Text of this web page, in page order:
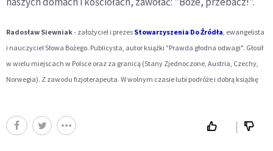
Radosław Siewniak- założyciel i prezes Stowarzyszenia Do Źródła , ewangelista
i nauczyciel Słowa Bożego. Publicysta, autor książki "Prawda głodna odwagi". Głosił
w wielu miejscach w Polsce oraz za granicą (Stany Zjednoczone, Austria, Czechy,
Norwegia). Z zawodu fizjoterapeuta. W wolnym czasie lubi podróże i dobrą książkę